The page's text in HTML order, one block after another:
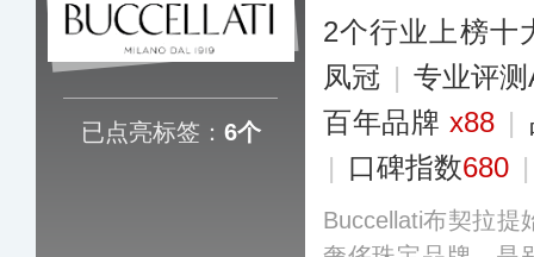
已点亮标签： 6个
2个行业上榜十
凤冠 | 专业评
百年品牌 x88 |
| 口碑指数680
Buccellati布契拉提